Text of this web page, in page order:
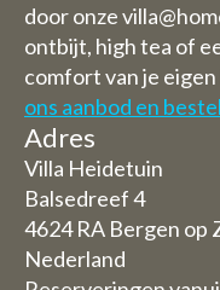
door onze
ontbijt, high tea of
comfort van je
ons aanbod en
Adres
Villa Heidetuin
Balsedreef 4
4624 RA Bergen op
Nederland